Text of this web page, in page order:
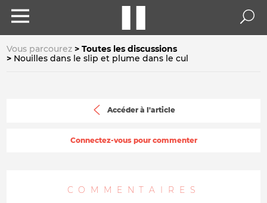
Vous parcourez
Toutes les discussions
Nouilles dans le slip et plume dans le cul
Accéder à l'article
Connectez-vous pour commenter
COMMENTAIRES